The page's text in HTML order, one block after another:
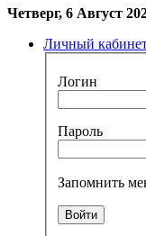
Четверг, 6 Август
Личный
Логин
Пароль
Запомнить